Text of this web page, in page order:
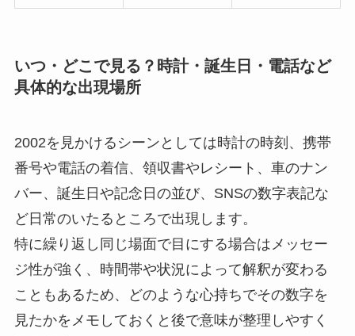
いつ・どこで見る？時計・誕生日・電話など
具体的な出現場所
2002を見かけるシーンとしては時計の時刻、携帯
番号や電話の着信、領収書やレシート、車のナン
バー、誕生日や記念日の並び、SNSの数字表記な
ど日常のいたるところで出現します。
特に繰り返し同じ場面で目にする場合はメッセー
ジ性が強く、時間帯や状況によって解釈が変わる
こともあるため、どのような心持ちでその数字を
見たかをメモしておくと後で意味が整理しやすく